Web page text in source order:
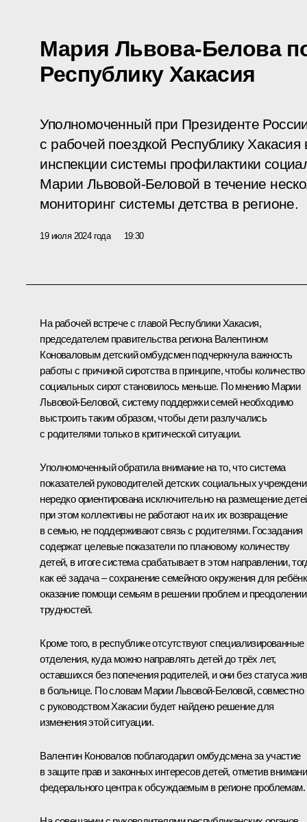
Мария Львова-Белова
Республику Хакасия
Уполномоченный при Президенте
с рабочей поездкой Республику Хакасия
инспекции системы профилактики
Марии Львовой-Беловой в течение
мониторинг системы детства в регионе.
19 июля 2024 года 19:30
На рабочей встрече с главой Республики Хакасия,
председателем правительства региона Валентином
Коноваловымдетский омбудсмен подчеркнула важность
работы с причиной сиротства в принципе, чтобы количество
социальных сирот становилось меньше. По мнению Марии
Львовой-Беловой, систему поддержки семей необходимо
выстроить таким образом, чтобы дети разлучались
с родителями только в критической ситуации.
Уполномоченный обратила внимание на то, что система
показателей руководителей детских социальных
нередко ориентирована исключительно на размещение
при этом коллективы не работают на их их возвращение
в семью, не поддерживают связь с родителями. Госзадания
содержат целевые показатели по плановому количеству
детей, в итоге система срабатывает в этом направлении,
как её задача – сохранение семейного окружения для
оказание помощи семьям в решении проблем и преодолении
трудностей.
Кроме того, в республике отсутствуют специализированные
отделения, куда можно направлять детей до трёх лет,
оставшихся без попечения родителей, и они без статуса
в больнице. По словам Марии Львовой-Беловой, совместно
с руководством Хакасии будет найдено решение для
изменения этой ситуации.
Валентин Коновалов поблагодарил омбудсмена за участие
в защите прав и законных интересов детей, отметив
федерального центра к обсуждаемым в регионе проблемам.